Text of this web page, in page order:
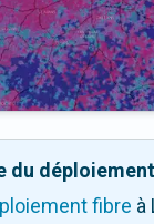
du
fibre à